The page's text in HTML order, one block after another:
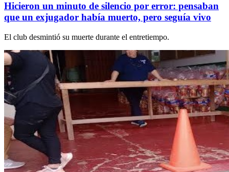
Hicieron un minuto de silencio por error: pensaban
que un exjugador había muerto, pero seguía vivo
El club desmintió su muerte durante el entretiempo.